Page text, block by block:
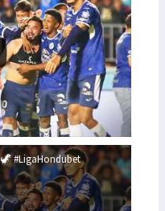
#LigaHondubet